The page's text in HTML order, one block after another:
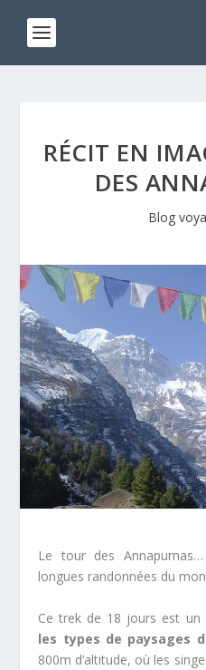
RÉCIT EN
DES
Blog
Le tour des
longues randonnées du
Ce trek de 18 jours est un
les types de paysages
800m d’altitude, où les